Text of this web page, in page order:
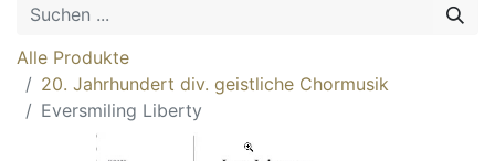
Alle Produkte
20. Jahrhundert div. geistliche Chormusik
Eversmiling Liberty